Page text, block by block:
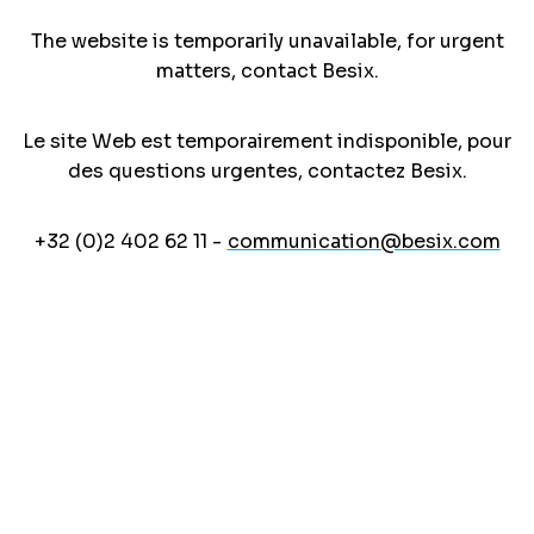
The website is temporarily unavailable, for urgent
matters, contact Besix.
Le site Web est temporairement indisponible, pour
des questions urgentes, contactez Besix.
+32 (0)2 402 62 11 - communication@besix.com